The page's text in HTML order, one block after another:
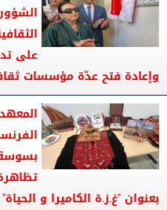
على
وإعادة فتح عدّة مؤسسات
المعهد
بعنوان "غ.ز.ة الكاميرا و الحياة"